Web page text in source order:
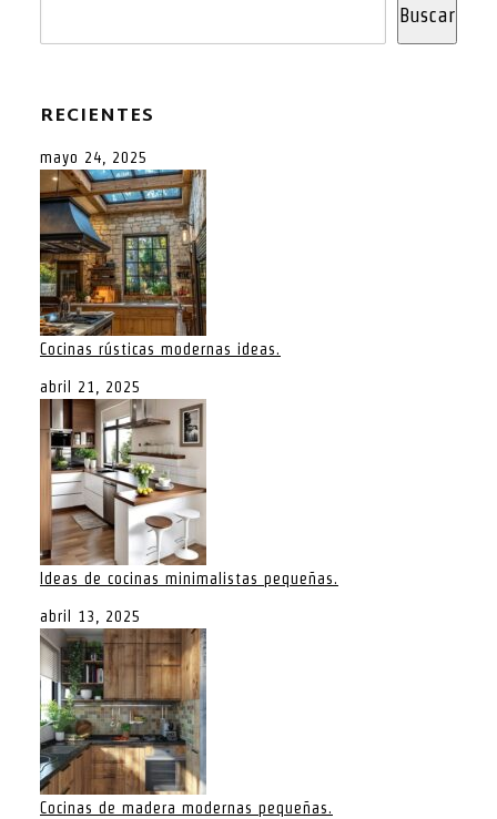
Buscar
RECIENTES
mayo 24, 2025
Cocinas rústicas modernas ideas.
abril 21, 2025
Ideas de cocinas minimalistas pequeñas.
abril 13, 2025
Cocinas de madera modernas pequeñas.